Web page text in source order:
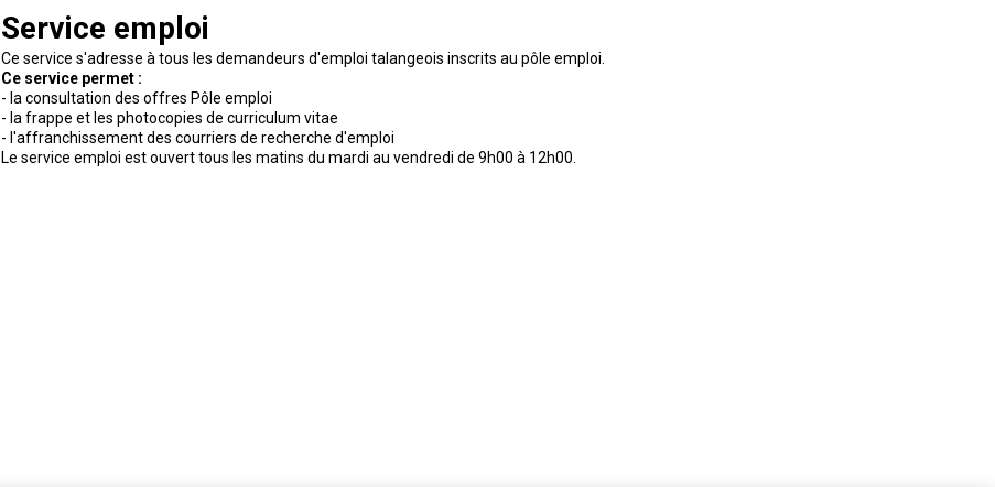
Service emploi
Ce service s'adresse à tous les demandeurs d'emploi talangeois inscrits au pôle emploi.
Ce service permet :
- la consultation des offres Pôle emploi
- la frappe et les photocopies de curriculum vitae
- l'affranchissement des courriers de recherche d'emploi
Le service emploi est ouvert tous les matins du mardi au vendredi de 9h00 à 12h00.